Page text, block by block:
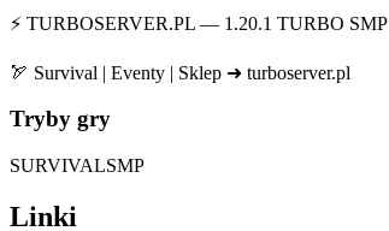
⚡ TURBOSERVER.PL — 1.20.1 TURBO SMP
🏹 Survival | Eventy | Sklep ➜ turboserver.pl
Tryby gry
SURVIVALSMP
Linki